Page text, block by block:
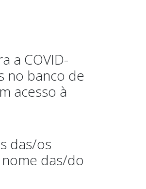
a COVID-
no banco de
acesso à
das/os
das/do